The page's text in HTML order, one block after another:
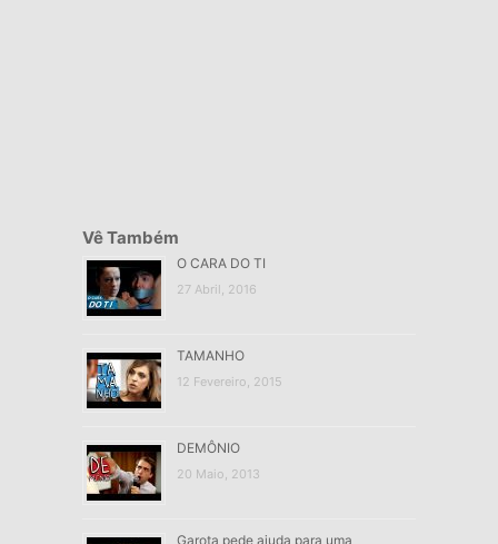
Vê Também
O CARA DO TI
27 Abril, 2016
TAMANHO
12 Fevereiro, 2015
DEMÔNIO
20 Maio, 2013
Garota pede ajuda para uma